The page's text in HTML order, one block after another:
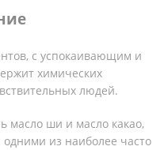
с успокаивающим и
химических
людей.
масло ши и масло какао,
одними из наиболее часто